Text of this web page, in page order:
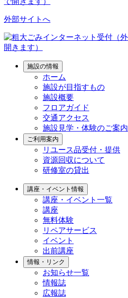
外部サイトへ
施設の情報
ホーム
施設が目指すもの
施設概要
フロアガイド
交通アクセス
施設見学・体験のご案内
ご利用案内
リユース品受付・提供
資源回収について
研修室の貸出
講座・イベント情報
講座・イベント一覧
講座
無料体験
リペアサービス
イベント
出前講座
情報・リンク
お知らせ一覧
情報誌
広報誌